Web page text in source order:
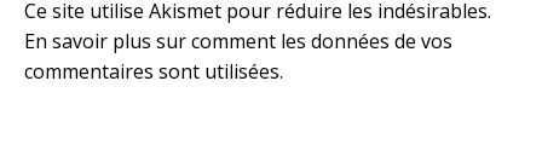
Ce site utilise Akismet pour réduire les indésirables.
En savoir plus sur comment les données de vos
commentaires sont utilisées.